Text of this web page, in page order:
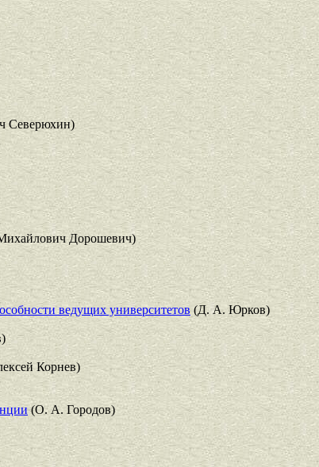
Северюхин)
Дорошевич)
ведущих университетов (Д. А. Юрков)
Корнев)
(О. А. Городов)